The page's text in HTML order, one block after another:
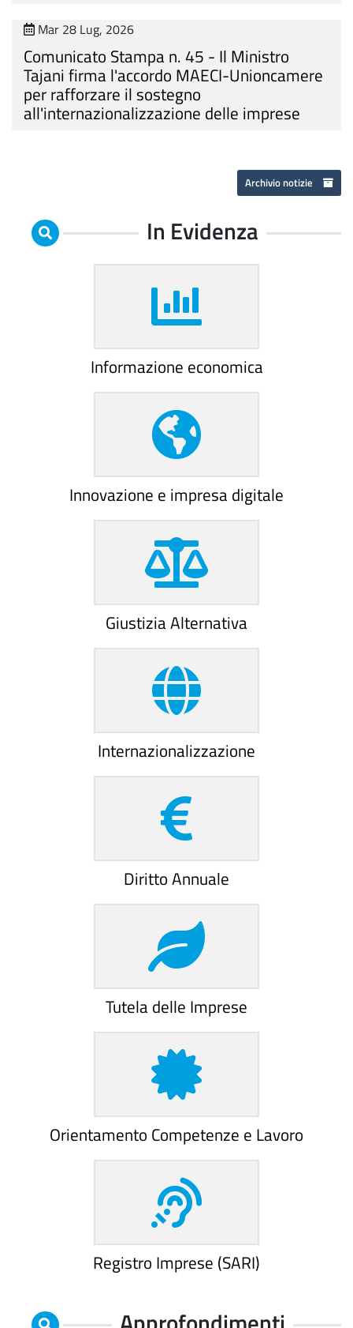
Mar 28 Lug, 2026
Comunicato Stampa n. 45 - Il Ministro
Tajani firma l'accordo MAECI-Unioncamere
per rafforzare il sostegno
all'internazionalizzazione delle imprese
Archivio notizie
In Evidenza
Informazione economica
Innovazione e impresa digitale
Giustizia Alternativa
Internazionalizzazione
Diritto Annuale
Tutela delle Imprese
Orientamento Competenze e Lavoro
Registro Imprese (SARI)